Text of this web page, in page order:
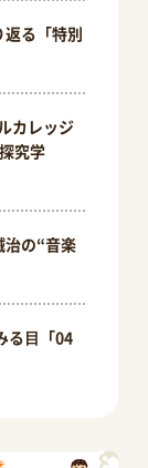
る「特別
カレッジ
究学
治の“音楽
る⽬「04